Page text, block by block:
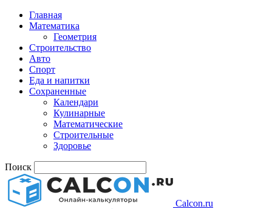
Главная
Математика
Геометрия
Строительство
Авто
Спорт
Еда и напитки
Сохраненные
Календари
Кулинарные
Математические
Строительные
Здоровье
Поиск
Calcon.ru